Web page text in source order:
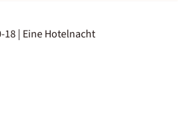
18| Eine Hotelnacht